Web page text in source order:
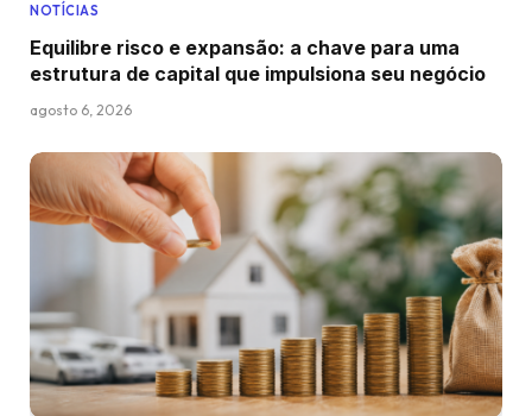
NOTÍCIAS
Equilibre risco e expansão: a chave para uma
estrutura de capital que impulsiona seu negócio
agosto 6, 2026